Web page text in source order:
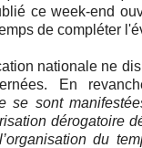
ce week-end
de compléter
nationale ne
En
se sont
dérogatoire
du